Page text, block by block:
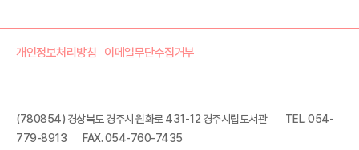
개인정보처리방침 이메일무단수집거부
(780854) 경상북도 경주시 원화로 431-12 경주시립도서관
TEL. 054-
779-8913
FAX. 054-760-7435